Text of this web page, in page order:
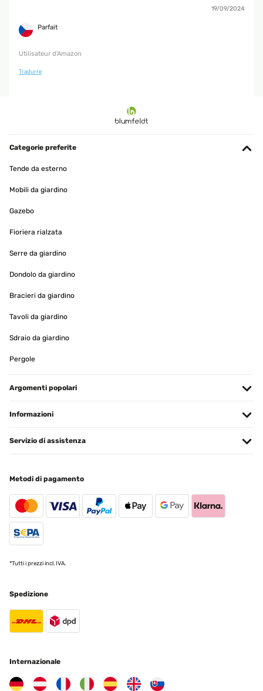
19/09/2024
Parfait
Utilisateur d'Amazon
Tradurre
Categorie preferite
Tende da esterno
Mobili da giardino
Gazebo
Fioriera rialzata
Serre da giardino
Dondolo da giardino
Bracieri da giardino
Tavoli da giardino
Sdraio da giardino
Pergole
Argomenti popolari
Informazioni
Servizio di assistenza
Metodi di pagamento
*Tutti i prezzi incl. IVA.
Spedizione
Internazionale